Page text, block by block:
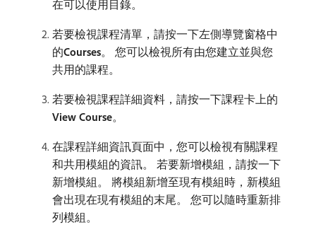
在可以使用目錄。
若要檢視課程清單，請按一下左側導覽窗格中
的​Courses。 您可以檢視所有由您建立並與您
共用的課程。
若要檢視課程詳細資料，請按一下課程卡上的​
View Course。
在課程詳細資訊頁面中，您可以檢視有關課程
和共用模組的資訊。 若要新增模組，請按一下
新增模組。 將模組新增至現有模組時，新模組
會出現在現有模組的末尾。 您可以隨時重新排
列模組。